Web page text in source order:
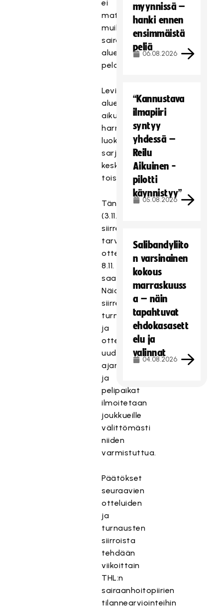
ei
matkusteta
muilta
sairaanhoitopiirien
alueilta
pelaamaan.
Leviämisvaiheen
alueilla
aikuisten
harrastustoiminnaksi
luokiteltavat
sarjat
keskeytetään
toistaiseksi.
Tänään
(3.11.)
siirretään
tarvittavat
ottelut
8.11.
saakka.
Näiden
siirrettyjen
turnausten
ja
otteluiden
uudet
ajankohdat
ja
pelipaikat
ilmoitetaan
joukkueille
välittömästi
niiden
varmistuttua.
Päätökset
seuraavien
otteluiden
ja
turnausten
siirroista
tehdään
viikoittain
THL:n
sairaanhoitopiirien
tilannearviointeihin
myynnissä –
hanki ennen
ensimmäistä
peliä
06.08.2026
“Kannustava
ilmapiiri
syntyy
yhdessä –
Reilu
Aikuinen -
pilotti
käynnistyy”
05.08.2026
Salibandyliito
n varsinainen
kokous
marraskuuss
a – näin
tapahtuvat
ehdokasasett
elu ja
valinnat
04.08.2026